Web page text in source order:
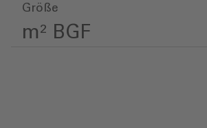
Größe
m² BGF